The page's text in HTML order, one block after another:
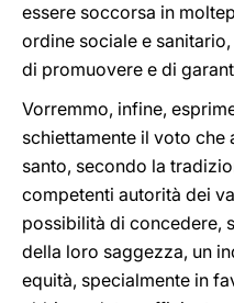
essere soccorsa in
ordine sociale e
di promuovere e di
Vorremmo, infine,
schiettamente il voto che
santo, secondo la
competenti autorità dei
possibilità di concedere,
della loro saggezza, un
equità, specialmente in